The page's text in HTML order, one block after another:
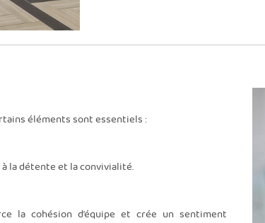
éléments sont essentiels :
la détente et la convivialité.
la cohésion d’équipe et crée un sentiment